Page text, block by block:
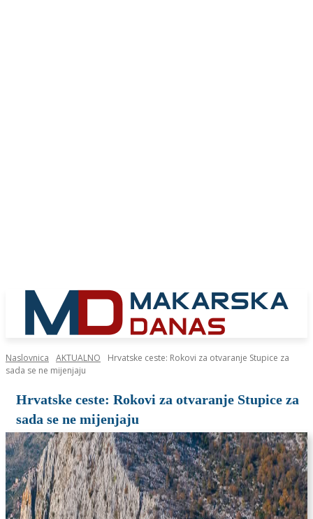
Naslovnica AKTUALNO
Hrvatske ceste: Rokovi za otvaranje Stupice za
sada se ne mijenjaju
Hrvatske ceste: Rokovi za otvaranje Stupice za
sada se ne mijenjaju